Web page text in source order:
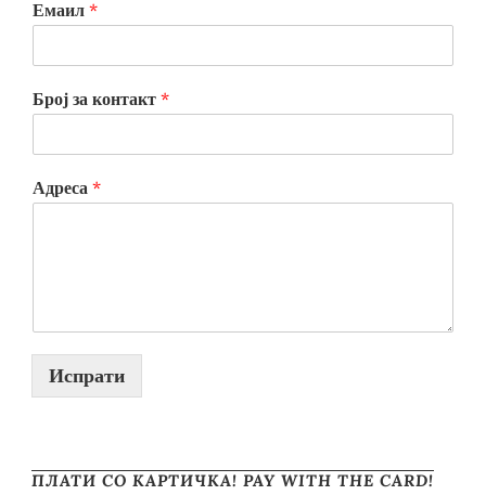
Емаил *
Број за контакт *
Адреса *
Испрати
ПЛАТИ СО КАРТИЧКА! PAY WITH THE CARD!